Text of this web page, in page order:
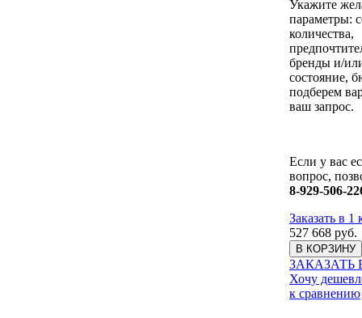
Укажите
параметры:
количества,
бренды и/
состояние,
подберем
ваш запрос.
Если у вас
вопрос,
8-929-506-
Заказать в 1
527 668 руб.
В КОРЗИНУ
ЗАКАЗАТЬ
Хочу
к сравнению